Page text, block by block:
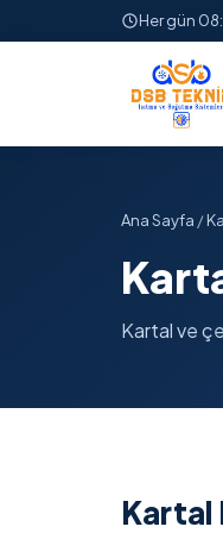
Her gün
Ana Sayfa /
Kartal ve
Kartal